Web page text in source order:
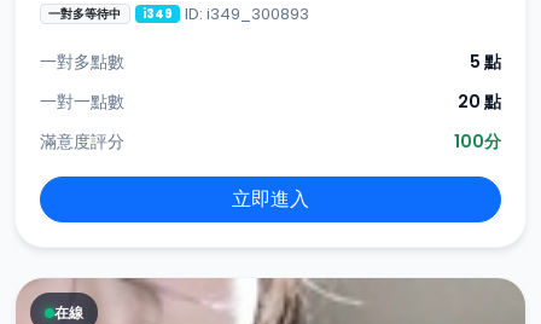
一對多等待中 i349 ID: i349_300893
一對多點數
5 點
一對一點數
20 點
滿意度評分
100分
立即進入
在線